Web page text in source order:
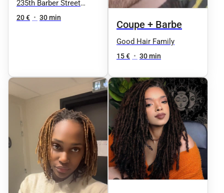
235th Barber Street
Nation
20 € • 30 min
Coupe + Barbe
Good Hair Family
15 € • 30 min